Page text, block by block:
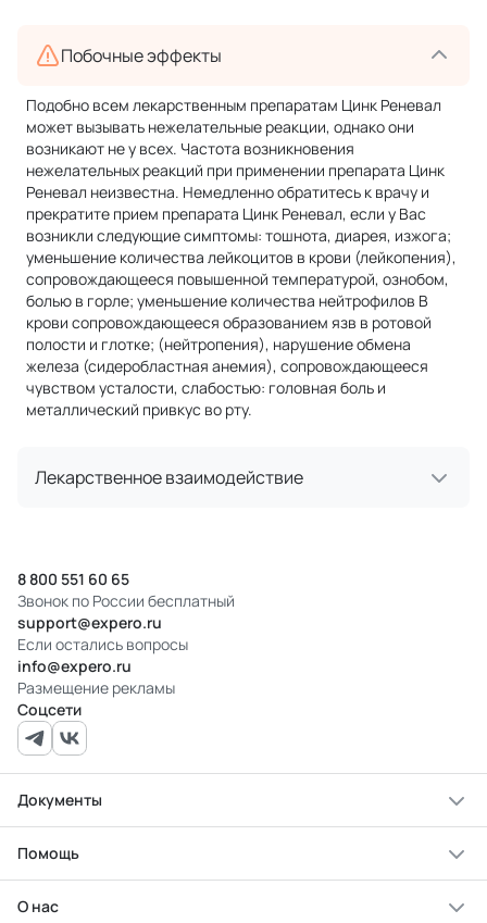
Побочные эффекты
Подобно всем лекарственным препаратам Цинк Реневал
может вызывать нежелательные реакции, однако они
возникают не у всех. Частота возникновения
нежелательных реакций при применении препарата Цинк
Реневал неизвестна. Немедленно обратитесь к врачу и
прекратите прием препарата Цинк Реневал, если у Вас
возникли следующие симптомы: тошнота, диарея, изжога;
уменьшение количества лейкоцитов в крови (лейкопения),
сопровождающееся повышенной температурой, ознобом,
болью в горле; уменьшение количества нейтрофилов B
крови сопровождающееся образованием язв в ротовой
полости и глотке; (нейтропения), нарушение обмена
железа (сидеробластная анемия), сопровождающееся
чувством усталости, слабостью: головная боль и
металлический привкус во рту.
Лекарственное взаимодействие
8 800 551 60 65
Звонок по России бесплатный
support@expero.ru
Если остались вопросы
info@expero.ru
Размещение рекламы
Соцсети
Документы
Помощь
О нас